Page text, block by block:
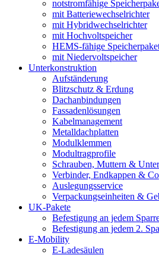
notstromfähige
mit Batteriewechselrichter
mit Hybridwechselrichter
mit Hochvoltspeicher
HEMS-fähige
mit Niedervoltspeicher
Unterkonstruktion
Aufständerung
Blitzschutz & Erdung
Dachanbindungen
Fassadenlösungen
Kabelmanagement
Metalldachplatten
Modulklemmen
Modultragprofile
Schrauben, Muttern &
Verbinder, Endkappen & Co
Auslegungsservice
Verpackungseinheiten &
UK-Pakete
Befestigung an jedem
Befestigung an jedem 2.
E-Mobility
E-Ladesäulen